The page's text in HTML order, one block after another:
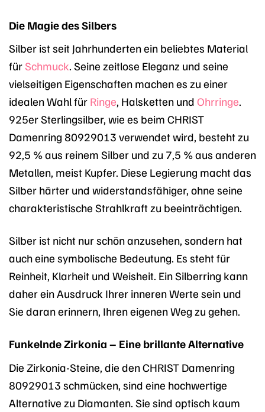
Die Magie des Silbers
Silber ist seit Jahrhunderten ein beliebtes Material
fürSchmuck. Seine zeitlose Eleganz und seine
vielseitigen Eigenschaften machen es zu einer
idealen Wahl für Ringe, Halsketten und Ohrringe.
925er Sterlingsilber, wie es beim CHRIST
Damenring 80929013 verwendet wird, besteht zu
92,5 % aus reinem Silber und zu 7,5 % aus anderen
Metallen, meist Kupfer. Diese Legierung macht das
Silber härter und widerstandsfähiger, ohne seine
charakteristische Strahlkraft zu beeinträchtigen.
Silber ist nicht nur schön anzusehen, sondern hat
auch eine symbolische Bedeutung. Es steht für
Reinheit, Klarheit und Weisheit. Ein Silberring kann
daher ein Ausdruck Ihrer inneren Werte sein und
Sie daran erinnern, Ihren eigenen Weg zu gehen.
Funkelnde Zirkonia – Eine brillante Alternative
Die Zirkonia-Steine, die den CHRIST Damenring
80929013 schmücken, sind eine hochwertige
Alternative zu Diamanten. Sie sind optisch kaum